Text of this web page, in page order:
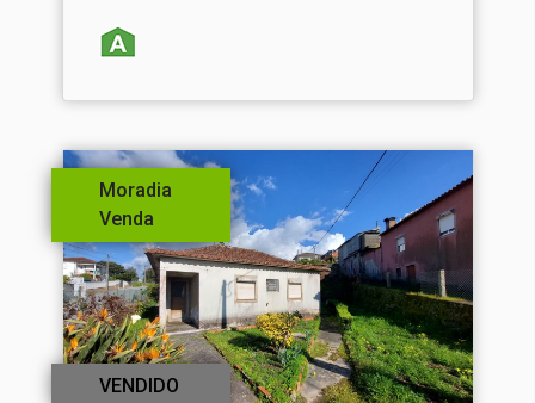
Moradia
Venda
VENDIDO